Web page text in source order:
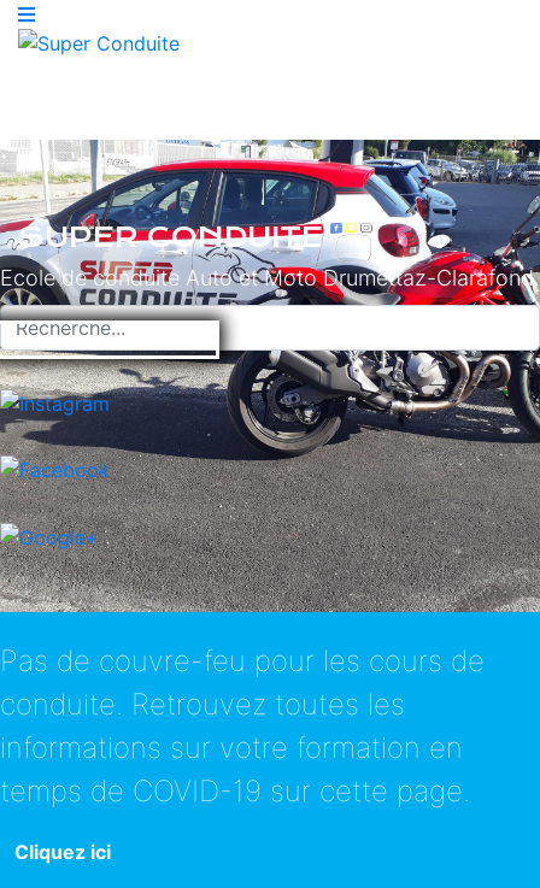
SUPER CONDUITE
Ecole de conduite Auto et Moto Drumettaz-Clarafond.
Pas de couvre-feu pour les cours de
conduite. Retrouvez toutes les
informations sur votre formation en
temps de COVID-19 sur cette page.
Cliquez ici